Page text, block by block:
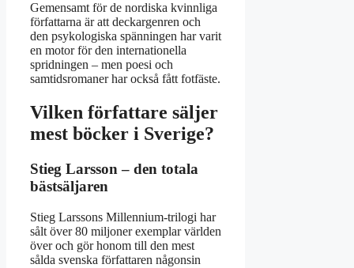
Gemensamt för de nordiska kvinnliga
författarna är att deckargenren och
den psykologiska spänningen har varit
en motor för den internationella
spridningen – men poesi och
samtidsromaner har också fått fotfäste.
Vilken författare säljer
mest böcker i Sverige?
Stieg Larsson – den totala
bästsäljaren
Stieg Larssons Millennium-trilogi har
sålt över 80 miljoner exemplar världen
över och gör honom till den mest
sålda svenska författaren någonsin